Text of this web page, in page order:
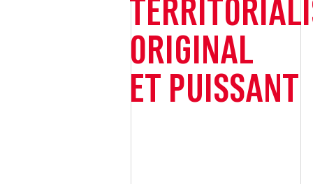
ORIGINAL
ET PUISSANT